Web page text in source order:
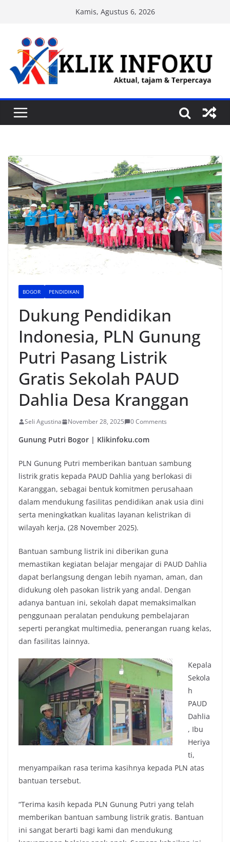
content
Kamis, Agustus 6, 2026
BOGOR PENDIDIKAN
Dukung Pendidikan
Indonesia, PLN Gunung
Putri Pasang Listrik
Gratis Sekolah PAUD
Dahlia Desa Kranggan
Seli Agustina November 28, 2025 0 Comments
Gunung Putri Bogor | Klikinfoku.com
PLN Gunung Putri memberikan bantuan sambung
listrik gratis kepada PAUD Dahlia yang berlokasi di
Karanggan, sebagai bentuk komitmen perusahaan
dalam mendukung fasilitas pendidikan anak usia dini
serta meningkatkan kualitas layanan kelistrikan di
wilayah kerja, (28 November 2025).
Bantuan sambung listrik ini diberikan guna
memastikan kegiatan belajar mengajar di PAUD Dahlia
dapat berlangsung dengan lebih nyaman, aman, dan
didukung oleh pasokan listrik yang andal. Dengan
adanya bantuan ini, sekolah dapat memaksimalkan
penggunaan peralatan pendukung pembelajaran
seperti perangkat multimedia, penerangan ruang kelas,
dan fasilitas lainnya.
Kepala
Sekola
h
PAUD
Dahlia
, Ibu
Heriya
ti,
menyampaikan rasa terima kasihnya kepada PLN atas
bantuan tersebut.
“Terima kasih kepada PLN Gunung Putri yang telah
memberikan bantuan sambung listrik gratis. Bantuan
ini sangat berarti bagi kami dan mendukung